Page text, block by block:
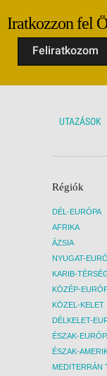
Iratkozzon fel
Feliratkozom
UTAZÁSOK
Régiók
DÉL-EURÓPA
AFRIKA
ÁZSIA
NYUGAT-
KARIB-
KÖZÉP-
KÖZEL-KELET
DÉLKELET-
ÉSZAK-
ÉSZAK-
MEDITERRÁN